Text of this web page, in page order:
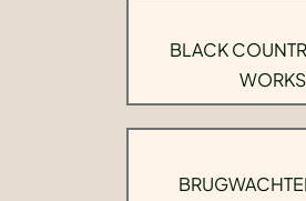
BLACK
WORKS